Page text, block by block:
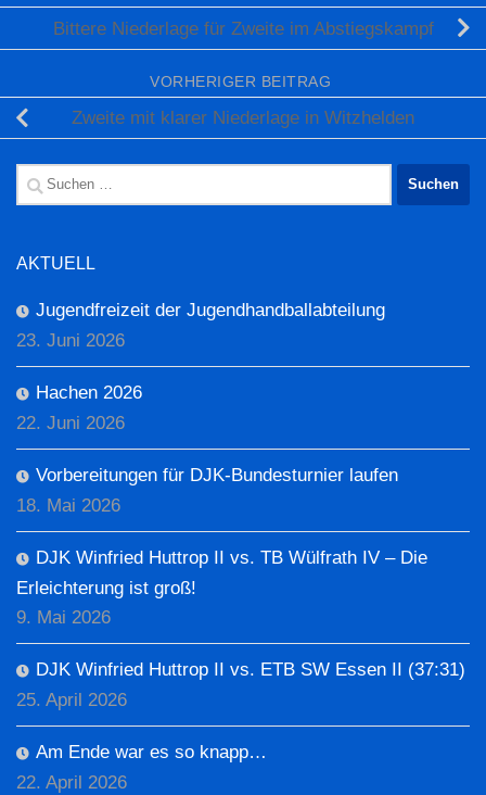
Bittere Niederlage für Zweite im Abstiegskampf
VORHERIGER BEITRAG
Zweite mit klarer Niederlage in Witzhelden
Suchen
nach:
AKTUELL
Jugendfreizeit der Jugendhandballabteilung
23. Juni 2026
Hachen 2026
22. Juni 2026
Vorbereitungen für DJK-Bundesturnier laufen
18. Mai 2026
DJK Winfried Huttrop II vs. TB Wülfrath IV – Die
Erleichterung ist groß!
9. Mai 2026
DJK Winfried Huttrop II vs. ETB SW Essen II (37:31)
25. April 2026
Am Ende war es so knapp…
22. April 2026